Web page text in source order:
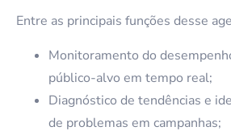
Entre as principais funções desse
Monitoramento do
público-alvo em tempo real;
Diagnóstico de tendências e
de problemas em campanhas;